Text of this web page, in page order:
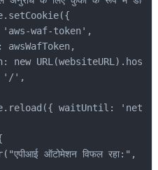
waf-token',
awsWafToken,
new
',
waitUntil:
ऑटोमेशन विफल रहा:",